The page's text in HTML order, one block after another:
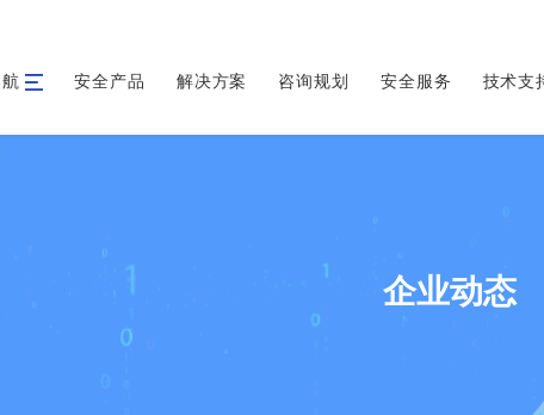
安全产品 解决方案 咨询规划 安全服务 技术支
企业动态